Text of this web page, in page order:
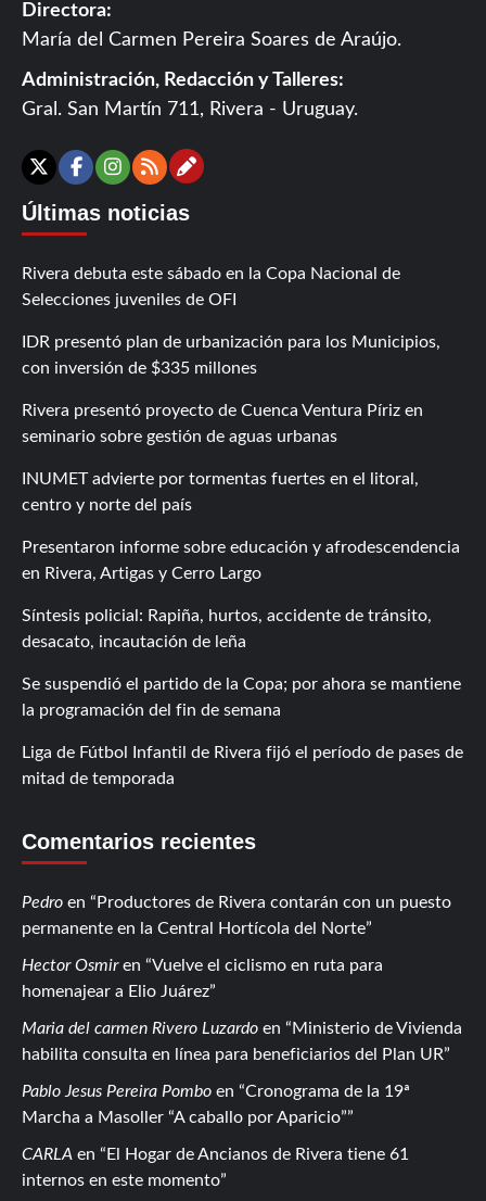
Directora:
María del Carmen Pereira Soares de Araújo.
Administración, Redacción y Talleres:
Gral. San Martín 711, Rivera - Uruguay.
X Facebook
Instagram
RSSContáctanos
Últimas noticias
Rivera debuta este sábado en la Copa Nacional de
Selecciones juveniles de OFI
IDR presentó plan de urbanización para los Municipios,
con inversión de $335 millones
Rivera presentó proyecto de Cuenca Ventura Píriz en
seminario sobre gestión de aguas urbanas
INUMET advierte por tormentas fuertes en el litoral,
centro y norte del país
Presentaron informe sobre educación y afrodescendencia
en Rivera, Artigas y Cerro Largo
Síntesis policial: Rapiña, hurtos, accidente de tránsito,
desacato, incautación de leña
Se suspendió el partido de la Copa; por ahora se mantiene
la programación del fin de semana
Liga de Fútbol Infantil de Rivera fijó el período de pases de
mitad de temporada
Comentarios recientes
Pedro en
Productores de Rivera contarán con un puesto
permanente en la Central Hortícola del Norte
Hector Osmiren
Vuelve el ciclismo en ruta para
homenajear a Elio Juárez
Maria del carmen Rivero Luzardo en
Ministerio de Vivienda
habilita consulta en línea para beneficiarios del Plan UR
Pablo Jesus Pereira Pombo en
Cronograma de la 19ª
Marcha a Masoller “A caballo por Aparicio”
CARLA en
El Hogar de Ancianos de Rivera tiene 61
internos en este momento